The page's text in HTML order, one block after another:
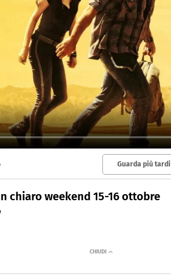
Guarda più tardi
chiaro weekend 15-16 ottobre